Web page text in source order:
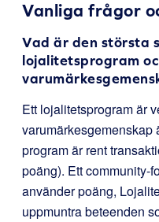
Vanliga frågor
Vad är den största
lojalitetsprogram
Ett lojalitetsprogram är
varumärkesgemenskap
program är rent
poäng). Ett community-
använder poäng,
uppmuntra beteenden